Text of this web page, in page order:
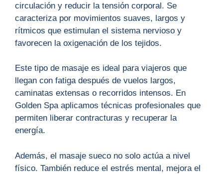
circulación y reducir la tensión corporal. Se
caracteriza por movimientos suaves, largos y
rítmicos que estimulan el sistema nervioso y
favorecen la oxigenación de los tejidos.
Este tipo de masaje es ideal para viajeros que
llegan con fatiga después de vuelos largos,
caminatas extensas o recorridos intensos. En
Golden Spa aplicamos técnicas profesionales que
permiten liberar contracturas y recuperar la
energía.
Además, el masaje sueco no solo actúa a nivel
físico. También reduce el estrés mental, mejora el